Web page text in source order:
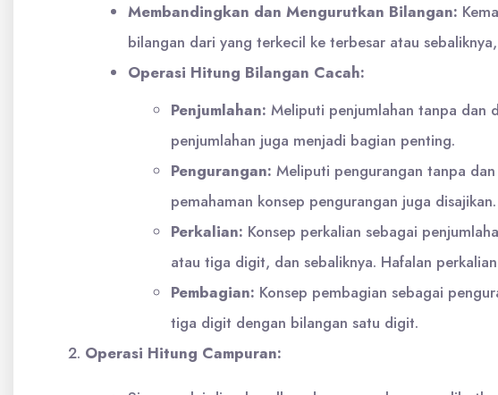
Membandingkan dan Mengurutkan Bilangan:
bilangan dari yang terkecil ke terbesar atau
Operasi Hitung Bilangan Cacah:
Penjumlahan: Meliputi penjumlahan tanpa dan
penjumlahan juga menjadi bagian penting.
Pengurangan: Meliputi pengurangan tanpa
pemahaman konsep pengurangan juga disajikan.
Perkalian: Konsep perkalian sebagai
atau tiga digit, dan sebaliknya. Hafalan
Pembagian: Konsep pembagian sebagai
tiga digit dengan bilangan satu digit.
Operasi Hitung Campuran: